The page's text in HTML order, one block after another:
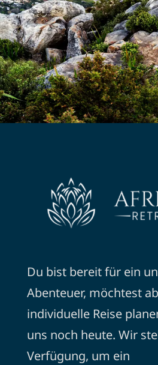
Du bist bereit für ein
Abenteuer, möchtest
individuelle Reise
uns noch heute. Wir
Verfügung, um ein